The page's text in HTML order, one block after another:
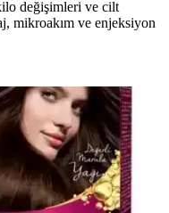
değişimleri ve cilt
mikroakım ve enjeksiyon